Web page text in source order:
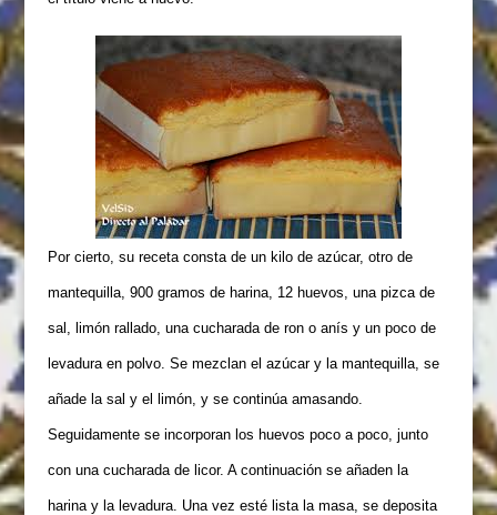
Por cierto, su receta consta de un kilo de azúcar, otro de
mantequilla, 900 gramos de harina, 12 huevos, una pizca de
sal, limón rallado, una cucharada de ron o anís y un poco de
levadura en polvo. Se mezclan el azúcar y la mantequilla, se
añade la sal y el limón, y se continúa amasando.
Seguidamente se incorporan los huevos poco a poco, junto
con una cucharada de licor. A continuación se añaden la
harina y la levadura. Una vez esté lista la masa, se deposita